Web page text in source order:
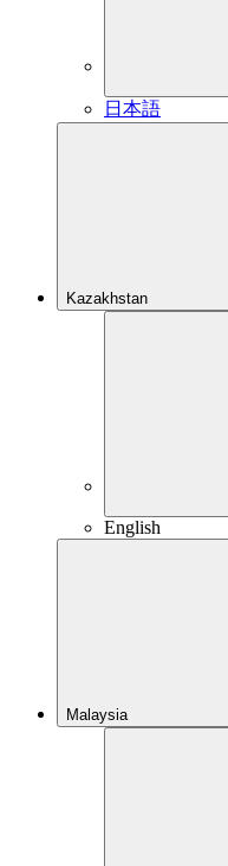
日本語
Kazakhstan
English
Malaysia